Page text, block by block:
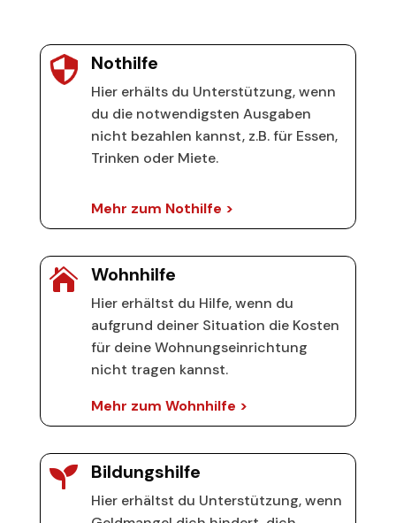
Nothilfe
Hier erhälts du Unterstützung, wenn
du die notwendigsten Ausgaben
nicht bezahlen kannst, z.B. für Essen,
Trinken oder Miete.
Mehr zum Nothilfe >
 Wohnhilfe
Hier erhältst du Hilfe, wenn du
aufgrund deiner Situation die Kosten
für deine Wohnungseinrichtung
nicht tragen kannst.
Mehr zum Wohnhilfe >
 Bildungshilfe
Hier erhältst du Unterstützung, wenn